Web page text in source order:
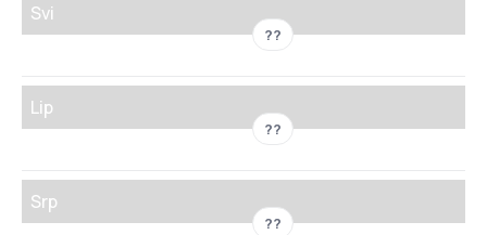
Svi
??
Lip
??
Srp
??